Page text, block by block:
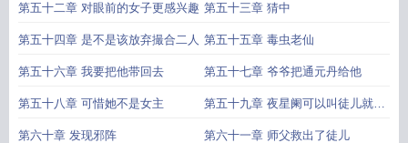
第五十二章 对眼前的女子更感兴趣 第五十三章 猜中
第五十四章 是不是该放弃撮合二人 第五十五章 毒虫老仙
第五十六章 我要把他带回去 第五十七章 爷爷把通元丹给他
第五十八章 可惜她不是女主 第五十九章 夜星阑可以叫徒儿就叫
不得
第六十章 发现邪阵 第六十一章 师父救出了徒儿